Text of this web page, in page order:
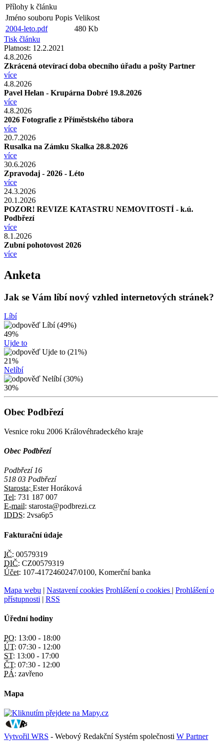
Přílohy k článku
Jméno souboru Popis Velikost
2004-leto.pdf
480 Kb
Tisk článku
Platnost: 12.2.2021
4.8.2026
Zkrácená otevírací doba obecního úřadu a pošty Partner
více
4.8.2026
Pavel Helan - Krupárna Dobré 19.8.2026
více
4.8.2026
2026 Fotografie z Příměstského tábora
více
20.7.2026
Rusalka na Zámku Skalka 28.8.2026
více
30.6.2026
Zpravodaj - 2026 - Léto
více
24.3.2026
20.1.2026
POZOR! REVIZE KATASTRU NEMOVITOSTÍ - k.ú.
Podbřezí
více
8.1.2026
Zubní pohotovost 2026
více
Anketa
Jak se Vám líbí nový vzhled internetových stránek?
Líbí
49%
Ujde to
21%
Nelíbí
30%
Obec Podbřezí
Vesnice roku 2006 Královéhradeckého kraje
Obec Podbřezí
Podbřezí 16
518 03 Podbřezí
Starosta: Ester Horáková
Tel: 731 187 007
E-mail: starosta@podbrezi.cz
IDDS: 2vsa6p5
Fakturační údaje
IČ: 00579319
DIČ: CZ00579319
Účet: 107-4172460247/0100, Komerční banka
Mapa webu | Nastavení cookies Prohlášení o cookies | Prohlášení o
přístupnosti | RSS
Úřední hodiny
PO: 13:00 - 18:00
ÚT: 07:30 - 12:00
ST: 13:00 - 17:00
ČT: 07:30 - 12:00
PÁ: zavřeno
Mapa
Vytvořil WRS - Webový Redakční Systém společnosti W Partner